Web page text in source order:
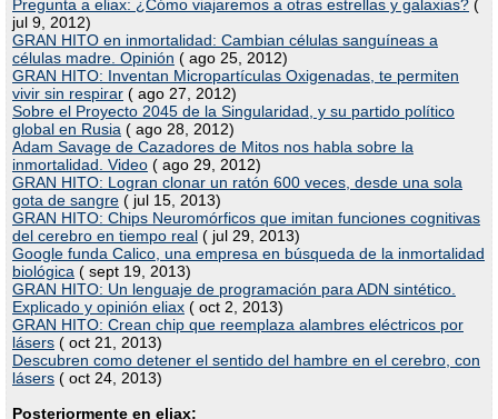
Pregunta a eliax: ¿Cómo viajaremos a otras estrellas y galaxias? (
jul 9, 2012)
GRAN HITO en inmortalidad: Cambian células sanguíneas a
células madre. Opinión ( ago 25, 2012)
GRAN HITO: Inventan Micropartículas Oxigenadas, te permiten
vivir sin respirar ( ago 27, 2012)
Sobre el Proyecto 2045 de la Singularidad, y su partido político
global en Rusia ( ago 28, 2012)
Adam Savage de Cazadores de Mitos nos habla sobre la
inmortalidad. Video ( ago 29, 2012)
GRAN HITO: Logran clonar un ratón 600 veces, desde una sola
gota de sangre ( jul 15, 2013)
GRAN HITO: Chips Neuromórficos que imitan funciones cognitivas
del cerebro en tiempo real ( jul 29, 2013)
Google funda Calico, una empresa en búsqueda de la inmortalidad
biológica ( sept 19, 2013)
GRAN HITO: Un lenguaje de programación para ADN sintético.
Explicado y opinión eliax ( oct 2, 2013)
GRAN HITO: Crean chip que reemplaza alambres eléctricos por
lásers ( oct 21, 2013)
Descubren como detener el sentido del hambre en el cerebro, con
lásers ( oct 24, 2013)
Posteriormente en eliax: